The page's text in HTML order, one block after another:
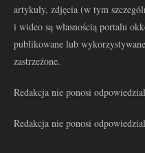
artykuły, zdjęcia (w tym
i wideo są własnością portalu
publikowane lub
zastrzeżone.
Redakcja nie ponosi
Redakcja nie ponosi